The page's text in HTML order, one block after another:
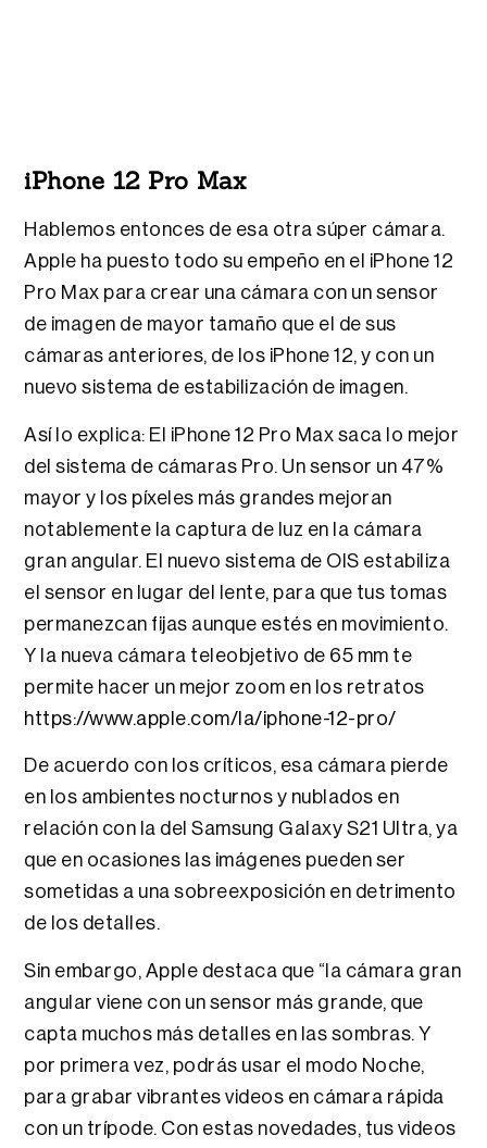
iPhone 12 Pro Max
Hablemos entonces de esa otra súper cámara.
Apple ha puesto todo su empeño en el iPhone 12
Pro Max para crear una cámara con un sensor
de imagen de mayor tamaño que el de sus
cámaras anteriores, de los iPhone 12, y con un
nuevo sistema de estabilización de imagen.
Así lo explica: El iPhone 12 Pro Max saca lo mejor
del sistema de cámaras Pro. Un sensor un 47%
mayor y los píxeles más grandes mejoran
notablemente la captura de luz en la cámara
gran angular. El nuevo sistema de OIS estabiliza
el sensor en lugar del lente, para que tus tomas
permanezcan fijas aunque estés en movimiento.
Y la nueva cámara teleobjetivo de 65 mm te
permite hacer un mejor zoom en los retratos
https://www.apple.com/la/iphone-12-pro/
De acuerdo con los críticos, esa cámara pierde
en los ambientes nocturnos y nublados en
relación con la del Samsung Galaxy S21 Ultra, ya
que en ocasiones las imágenes pueden ser
sometidas a una sobreexposición en detrimento
de los detalles.
Sin embargo, Apple destaca que “la cámara gran
angular viene con un sensor más grande, que
capta muchos más detalles en las sombras. Y
por primera vez, podrás usar el modo Noche,
para grabar vibrantes videos en cámara rápida
con un trípode. Con estas novedades, tus videos